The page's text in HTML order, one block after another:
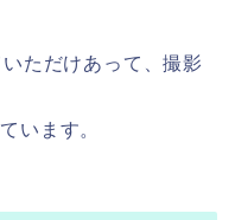
ただけあって、撮影
います。